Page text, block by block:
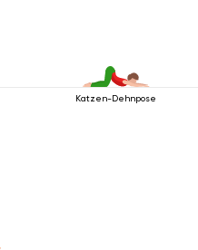
Katzen-Dehnpose